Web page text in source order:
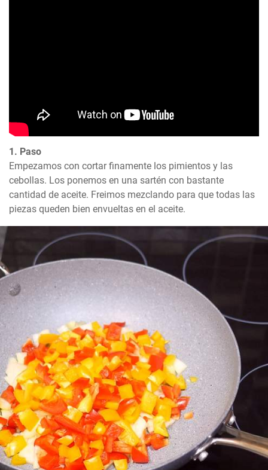
1. Paso
Empezamos con cortar finamente los pimientos y las
cebollas. Los ponemos en una sartén con bastante
cantidad de aceite. Freimos mezclando para que todas las
piezas queden bien envueltas en el aceite.